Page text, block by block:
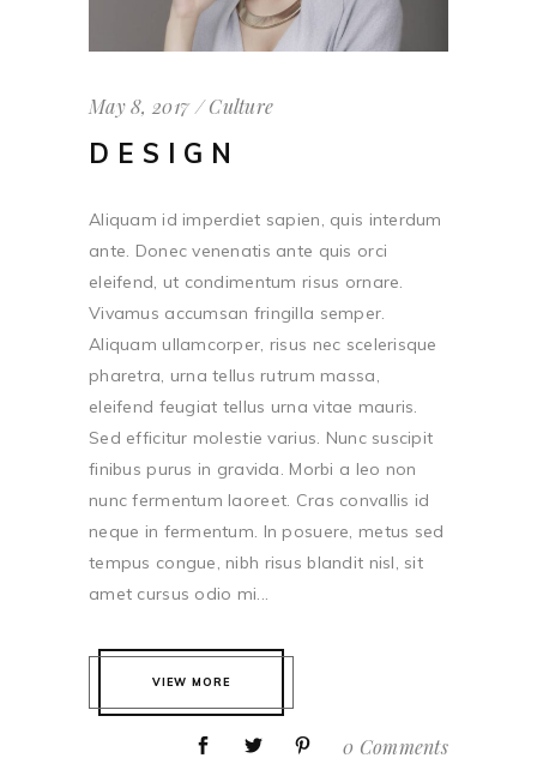
May 8, 2017 Culture
DESIGN
Aliquam id imperdiet sapien, quis interdum
ante. Donec venenatis ante quis orci
eleifend, ut condimentum risus ornare.
Vivamus accumsan fringilla semper.
Aliquam ullamcorper, risus nec scelerisque
pharetra, urna tellus rutrum massa,
eleifend feugiat tellus urna vitae mauris.
Sed efficitur molestie varius. Nunc suscipit
finibus purus in gravida. Morbi a leo non
nunc fermentum laoreet. Cras convallis id
neque in fermentum. In posuere, metus sed
tempus congue, nibh risus blandit nisl, sit
amet cursus odio mi...
VIEW MORE
0 Comments